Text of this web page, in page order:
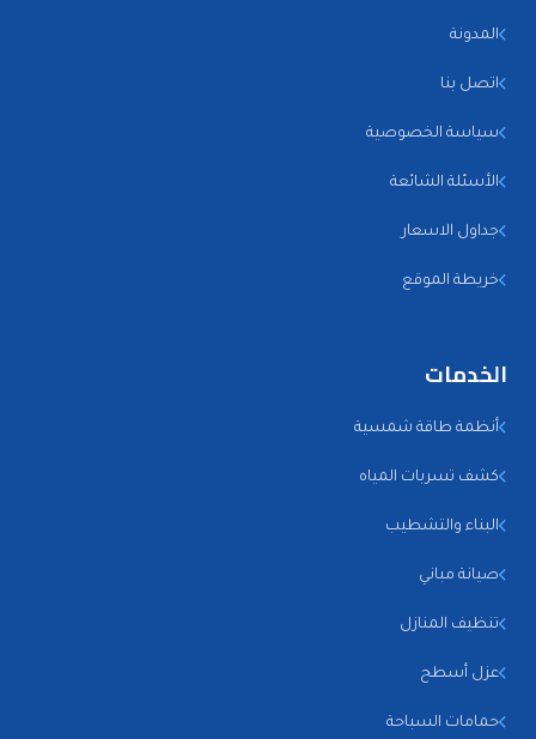
المدونة
اتصل بنا
سياسة الخصوصية
الأسئلة الشائعة
جداول الاسعار
خريطة الموقع
الخدمات
أنظمة طاقة شمسية
كشف تسربات المياه
البناء والتشطيب
صيانة مباني
تنظيف المنازل
عزل أسطح
حمامات السباحة